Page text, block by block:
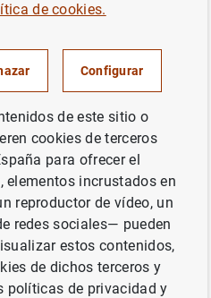
euros
de marzo de
de crédito en los
de valores y de
en euros
)
de cookies.
Configurar
de este sitio o
cookies de terceros
para ofrecer el
elementos incrustados en
reproductor de vídeo, un
redes sociales— pueden
estos contenidos,
de dichos terceros y
políticas de privacidad y